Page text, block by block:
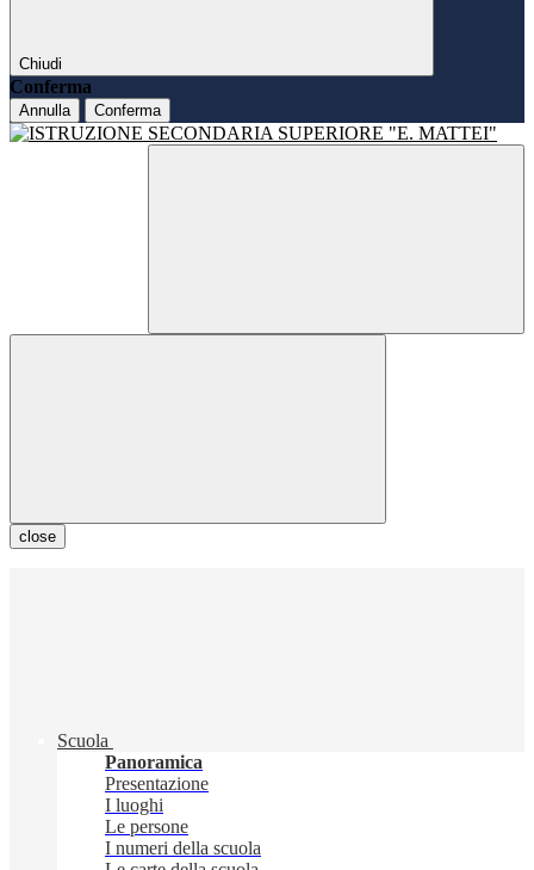
Chiudi
Conferma
Annulla Conferma
close
Scuola
Panoramica
Presentazione
I luoghi
Le persone
I numeri della scuola